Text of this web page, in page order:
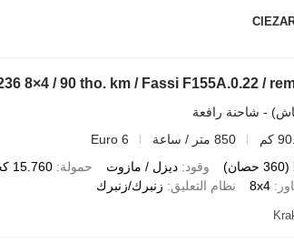
8×4 / 90 tho. km / Fassi F155A.0.22 /
- شاحنة رافعة
كم 850 متر / ساعة
Euro 6
وقود ديزل / مازوت حمولة 15.760 كجم
8x4 نظام التعليق زنبرك/زنبرك